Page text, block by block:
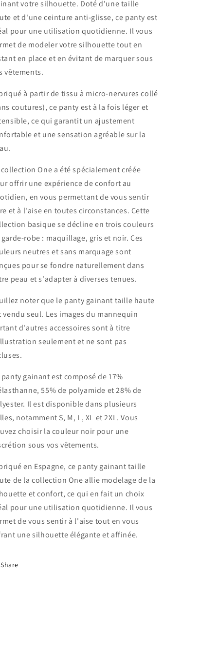
votre silhouette. Doté d'une taille
et d'une ceinture anti-glisse, ce panty est
pour une utilisation quotidienne. Il vous
de modeler votre silhouette tout en
en place et en évitant de marquer sous
vêtements.
à partir de tissu à micro-nervures collé
coutures), ce panty est à la fois léger et
ce qui garantit un ajustement
et une sensation agréable sur la
collection One a été spécialement créée
offrir une expérience de confort au
en vous permettant de vous sentir
et à l'aise en toutes circonstances. Cette
basique se décline en trois couleurs
robe : maquillage, gris et noir. Ces
neutres et sans marquage sont
pour se fondre naturellement dans
peau et s'adapter à diverses tenues.
noter que le panty gainant taille haute
vendu seul. Les images du mannequin
d'autres accessoires sont à titre
seulement et ne sont pas
panty gainant est composé de 17%
55% de polyamide et 28% de
Il est disponible dans plusieurs
notamment S, M, L, XL et 2XL. Vous
choisir la couleur noir pour une
sous vos vêtements.
en Espagne, ce panty gainant taille
de la collection One allie modelage de la
et confort, ce qui en fait un choix
pour une utilisation quotidienne. Il vous
de vous sentir à l'aise tout en vous
une silhouette élégante et affinée.
Share